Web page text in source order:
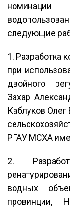
номинации
следующие
1. Разработка
при
двойного
Захар
Каблуков Олег
РГАУ МСХА
2.
водных
провинции,